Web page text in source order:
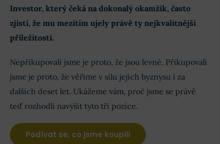
Investor, který čeká na dokonalý okamžik, často
zjistí, že mu mezitím ujely právě ty nejkvalitnější
příležitosti.
Nepřikupovali jsme je proto, že jsou levné. Přikupovali
jsme je proto, že věříme v sílu jejich byznysu i za
dalších deset let. Ukážeme vám, proč jsme se právě
teď rozhodli navýšit tyto tři pozice.
Podívat se, co jsme koupili